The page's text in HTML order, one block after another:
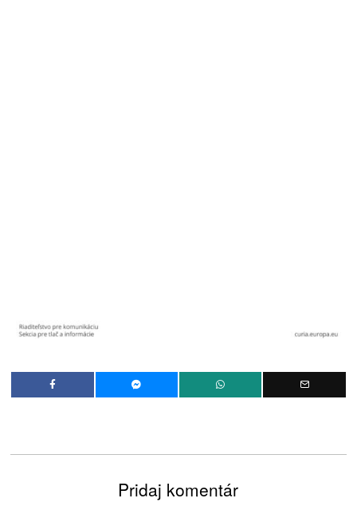
Pridaj komentár